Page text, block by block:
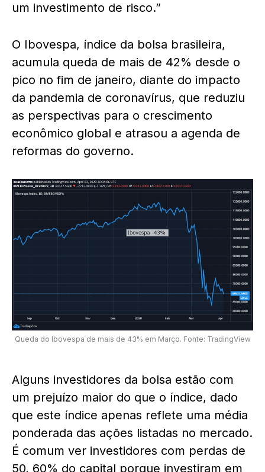
um investimento de risco.”
O Ibovespa, índice da bolsa brasileira,
acumula queda de mais de 42% desde o
pico no fim de janeiro, diante do impacto
da pandemia de coronavírus, que reduziu
as perspectivas para o crescimento
econômico global e atrasou a agenda de
reformas do governo.
Queda do Ibovespa de mais de 43% em Março. Fonte: TradingView
Alguns investidores da bolsa estão com
um prejuízo maior do que o índice, dado
que este índice apenas reflete uma média
ponderada das ações listadas no mercado.
É comum ver investidores com perdas de
50, 60% do capital porque investiram em